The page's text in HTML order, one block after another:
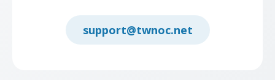
support@twnoc.net